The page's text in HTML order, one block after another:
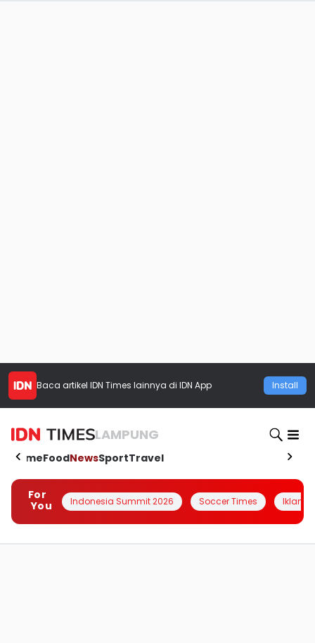
Baca artikel IDN Times lainnya di IDN App Install
LAMPUNG
HomeFoodNewsSportTravel
For
You
Indonesia Summit 2026 Soccer Times Iklanin